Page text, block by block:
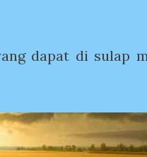
dapat di sulap